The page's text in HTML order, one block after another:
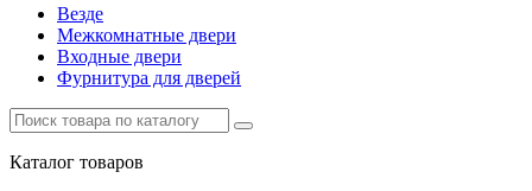
Везде
Межкомнатные двери
Входные двери
Фурнитура для дверей
Каталог товаров